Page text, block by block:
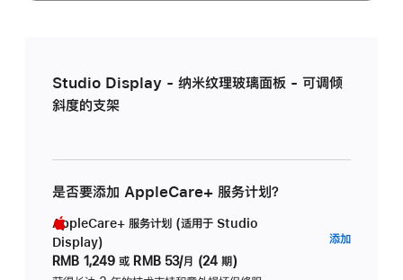
Studio Display - 纳米纹理玻璃面板 - 可调倾
斜度的支架
是否要添加 AppleCare+ 服务计划？
AppleCare+ 服务计划 (适用于 Studio
Display)
RMB 1,249 或 RMB 53/月 (24 期)
添加